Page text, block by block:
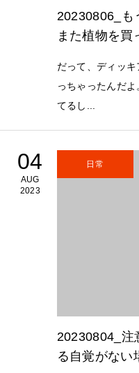
20230806_も
また植物を買
だって、ディッ
っちゃったんだ
てるし...
04
AUG
2023
日常
20230804_注
る自覚がない